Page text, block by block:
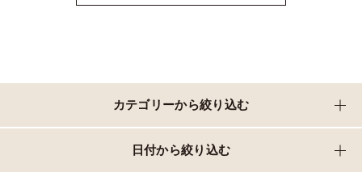
カテゴリーから絞り込む
日付から絞り込む